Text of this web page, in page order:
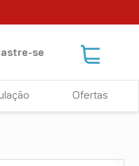
se
Ofertas